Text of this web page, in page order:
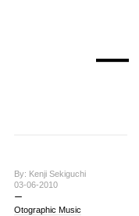
—
By: Kenji Sekiguchi
03-06-2010
Otographic Music